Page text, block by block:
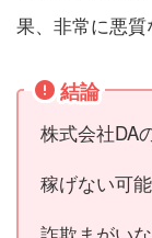
果、非常に悪質
結論
株式会社DA
稼げない可能